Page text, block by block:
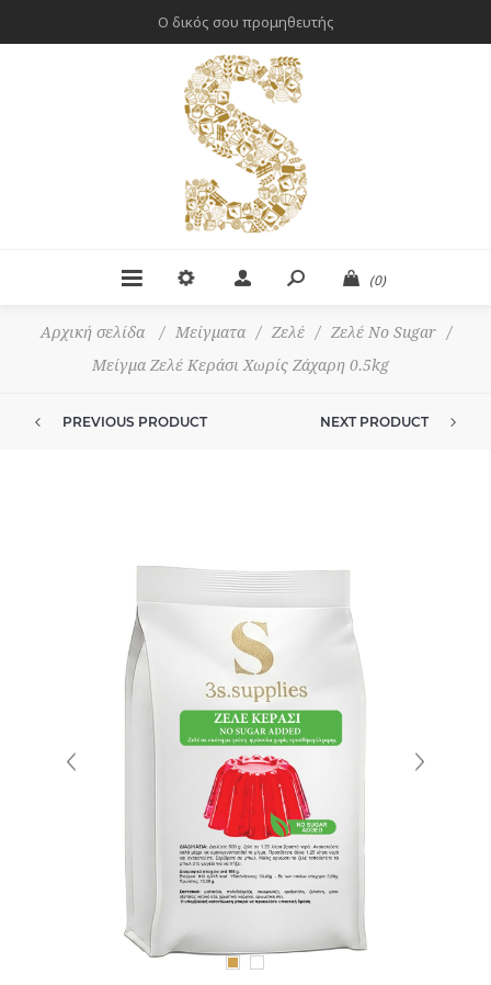
Ο δικός σου προμηθευτής
(0)
Αρχική σελίδα / Μείγματα / Ζελέ / Ζελέ No Sugar
/
Μείγμα Ζελέ Κεράσι Χωρίς Ζάχαρη 0.5kg
PREVIOUS PRODUCT NEXT PRODUCT